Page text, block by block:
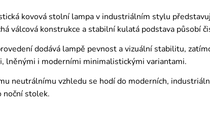
kovová stolní lampa v industriálním stylu
válcová konstrukce a stabilní kulatá podstava působí
dodává lampě pevnost a vizuální stabilitu,
lněnými i moderními minimalistickými variantami.
neutrálnímu vzhledu se hodí do moderních,
noční stolek.